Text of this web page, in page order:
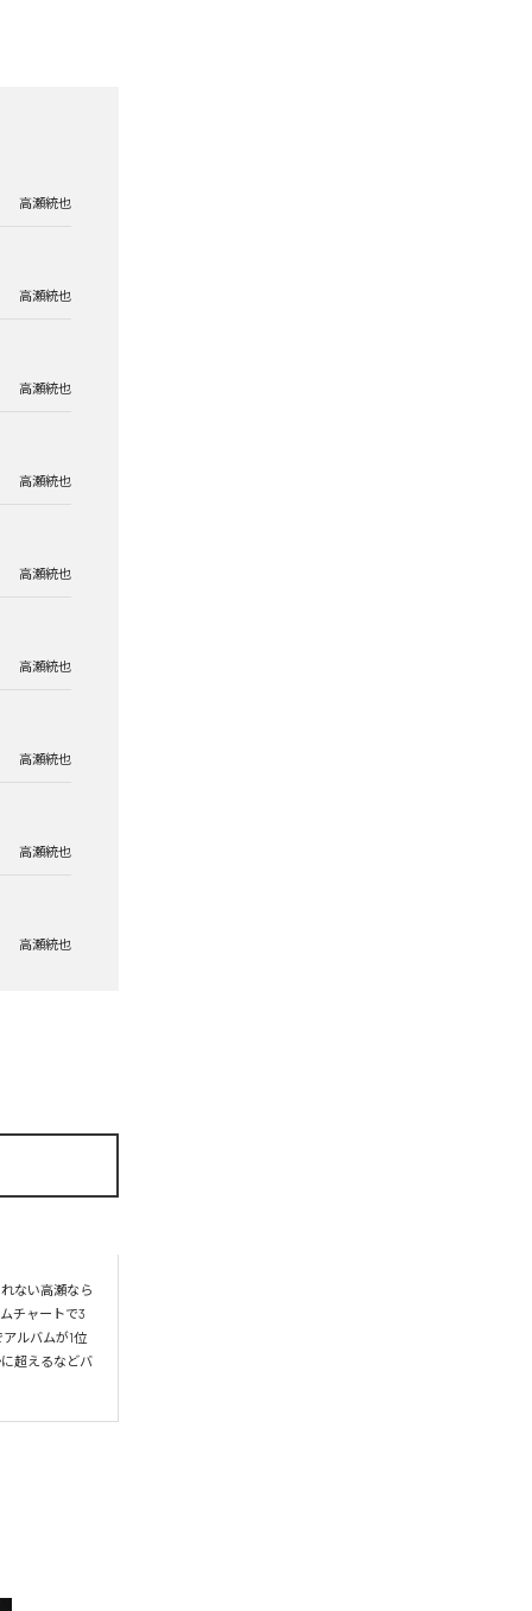
高瀬統也
高瀬統也
高瀬統也
高瀬統也
高瀬統也
高瀬統也
高瀬統也
高瀬統也
高瀬統也
ない高瀬なら
チャートで3
ルバムが1位
超えるなどバ